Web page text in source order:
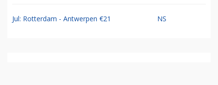
Jul: Rotterdam - Antwerpen €21 NS